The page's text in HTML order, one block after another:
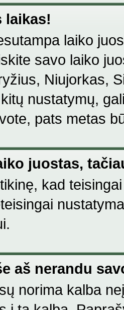
laikas!
laiko
savo laiko
Niujorkas,
nustatymų,
pats metas
juostas,
kad
aš nerandu
norima kalba